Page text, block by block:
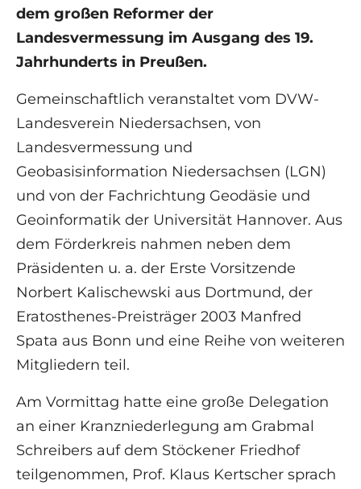
dem großen Reformer der
Landesvermessung im Ausgang des 19.
Jahrhunderts in Preußen.
Gemeinschaftlich veranstaltet vom DVW-
Landesverein Niedersachsen, von
Landesvermessung und
Geobasisinformation Niedersachsen (LGN)
und von der Fachrichtung Geodäsie und
Geoinformatik der Universität Hannover. Aus
dem Förderkreis nahmen neben dem
Präsidenten u. a. der Erste Vorsitzende
Norbert Kalischewski aus Dortmund, der
Eratosthenes-Preisträger 2003 Manfred
Spata aus Bonn und eine Reihe von weiteren
Mitgliedern teil.
Am Vormittag hatte eine große Delegation
an einer Kranzniederlegung am Grabmal
Schreibers auf dem Stöckener Friedhof
teilgenommen, Prof. Klaus Kertscher sprach